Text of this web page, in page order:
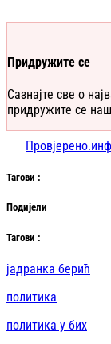
Придружите се
Сазнајте све о
придружите се
Тагови :
Подијели
Тагови :
јадранка берић
политика
политика у бих